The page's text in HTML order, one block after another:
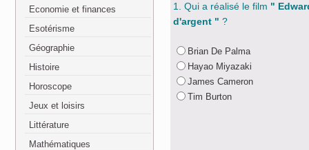
Economie et finances
Esotérisme
Géographie
Histoire
Horoscope
Jeux et loisirs
Littérature
Mathématiques
1. Qui a réalisé le film "
d'argent " ?
Brian De Palma
Hayao Miyazaki
James Cameron
Tim Burton